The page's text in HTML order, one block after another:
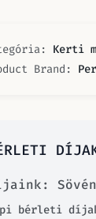
Kerti
Brand:
bérleti